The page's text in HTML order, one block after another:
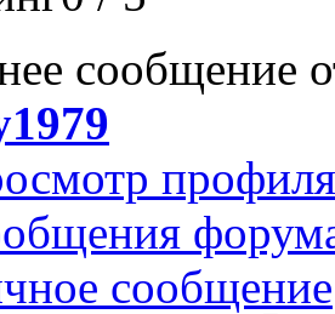
сообщение
профиля
сообщение